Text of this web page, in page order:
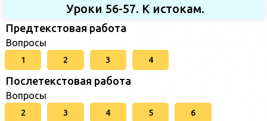
Уроки 56-57. К истокам.
Предтекстовая работа
Вопросы
1 2 3 4
Послетекстовая работа
Вопросы
2 3 4 5 6